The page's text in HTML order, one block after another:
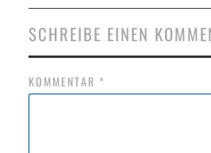
SCHREIBE EINEN
KOMMENTAR *